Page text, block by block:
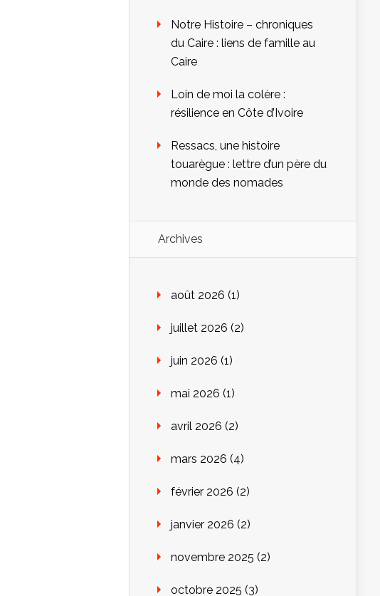
Notre Histoire – chroniques
du Caire : liens de famille au
Caire
Loin de moi la colère :
résilience en Côte d’Ivoire
Ressacs, une histoire
touarègue : lettre d’un père du
monde des nomades
Archives
août 2026 (1)
juillet 2026 (2)
juin 2026 (1)
mai 2026 (1)
avril 2026 (2)
mars 2026 (4)
février 2026 (2)
janvier 2026 (2)
novembre 2025 (2)
octobre 2025 (3)